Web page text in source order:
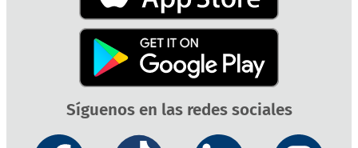
Síguenos en las redes sociales